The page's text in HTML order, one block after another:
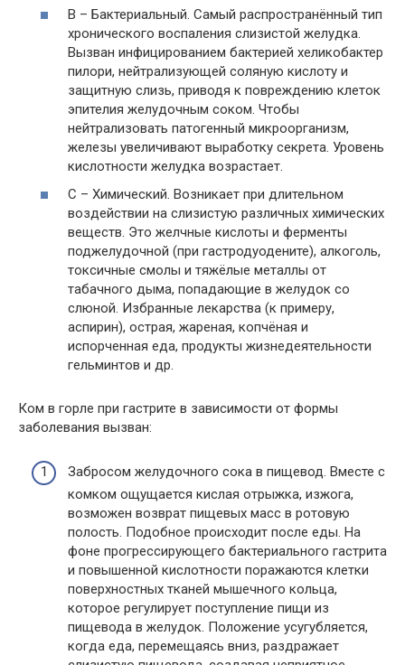
В – Бактериальный. Самый распространённый тип
хронического воспаления слизистой желудка.
Вызван инфицированием бактерией хеликобактер
пилори, нейтрализующей соляную кислоту и
защитную слизь, приводя к повреждению клеток
эпителия желудочным соком. Чтобы
нейтрализовать патогенный микроорганизм,
железы увеличивают выработку секрета. Уровень
кислотности желудка возрастает.
С – Химический. Возникает при длительном
воздействии на слизистую различных химических
веществ. Это желчные кислоты и ферменты
поджелудочной (при гастродуодените), алкоголь,
токсичные смолы и тяжёлые металлы от
табачного дыма, попадающие в желудок со
слюной. Избранные лекарства (к примеру,
аспирин), острая, жареная, копчёная и
испорченная еда, продукты жизнедеятельности
гельминтов и др.
Ком в горле при гастрите в зависимости от формы
заболевания вызван:
Забросом желудочного сока в пищевод. Вместе с
комком ощущается кислая отрыжка, изжога,
возможен возврат пищевых масс в ротовую
полость. Подобное происходит после еды. На
фоне прогрессирующего бактериального гастрита
и повышенной кислотности поражаются клетки
поверхностных тканей мышечного кольца,
которое регулирует поступление пищи из
пищевода в желудок. Положение усугубляется,
когда еда, перемещаясь вниз, раздражает